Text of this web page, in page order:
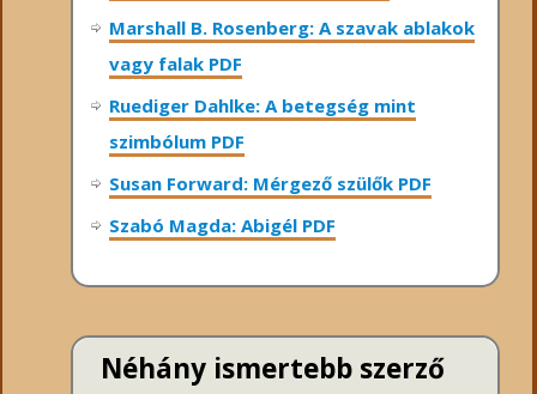
Marshall B. Rosenberg: A szavak ablakok
vagy falak PDF
Ruediger Dahlke: A betegség mint
szimbólum PDF
Susan Forward: Mérgező szülők PDF
Szabó Magda: Abigél PDF
Néhány ismertebb szerző